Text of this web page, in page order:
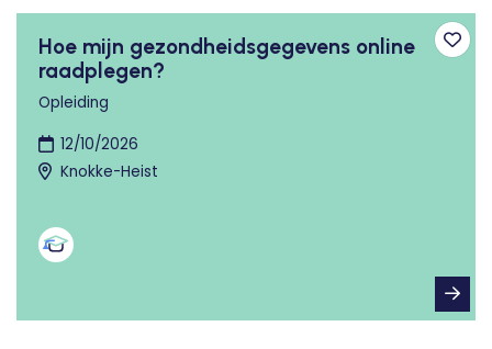
Hoe mijn gezondheidsgegevens online
raadplegen?
Opleiding
12/10/2026
Knokke-Heist